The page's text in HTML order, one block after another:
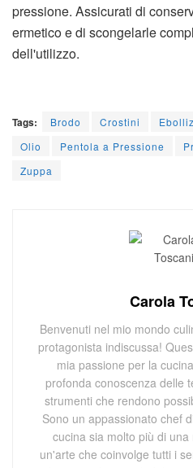
pressione. Assicurati di
ermetico e di scongelarle
dell'utilizzo.
Tags: Brodo Crostini
Olio
Pentola a Pressione
Zuppa
Carola
Benvenuti nel mio mondo
protagonista indiscussa!
mia passione per la
profonda conoscenza delle
strumenti che rendono
Sono un appassionato chef
cucina sia molto più di
un'arte che coinvolge tutti i